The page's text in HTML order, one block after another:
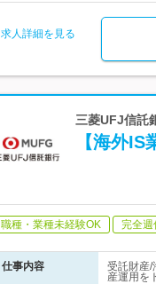
求人詳細を見る
三菱UFJ信託
【海外
職種・業種未経験OK 完全週
仕事内容
受託財産/
産運用を